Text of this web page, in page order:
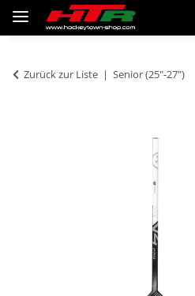
Zurück zur Liste Senior (25"-27")